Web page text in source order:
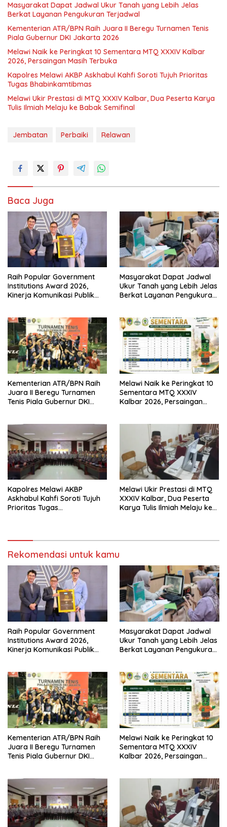
Masyarakat Dapat Jadwal Ukur Tanah yang Lebih Jelas
Berkat Layanan Pengukuran Terjadwal
Kementerian ATR/BPN Raih Juara II Beregu Turnamen Tenis
Piala Gubernur DKI Jakarta 2026
Melawi Naik ke Peringkat 10 Sementara MTQ XXXIV Kalbar
2026, Persaingan Masih Terbuka
Kapolres Melawi AKBP Askhabul Kahfi Soroti Tujuh Prioritas
Tugas Bhabinkamtibmas
Melawi Ukir Prestasi di MTQ XXXIV Kalbar, Dua Peserta Karya
Tulis Ilmiah Melaju ke Babak Semifinal
Jembatan Perbaiki Relawan
Baca Juga
Raih Popular Government
Institutions Award 2026,
Kinerja Komunikasi Publik
Masyarakat Dapat Jadwal
Ukur Tanah yang Lebih Jelas
Berkat Layanan Pengukuran
Kementerian ATR/BPN Raih
Juara II Beregu Turnamen
Tenis Piala Gubernur DKI
Melawi Naik ke Peringkat 10
Sementara MTQ XXXIV
Kalbar 2026, Persaingan
Kapolres Melawi AKBP
Askhabul Kahfi Soroti Tujuh
Prioritas Tugas
Melawi Ukir Prestasi di MTQ
XXXIV Kalbar, Dua Peserta
Karya Tulis Ilmiah Melaju ke
Rekomendasi untuk kamu
Raih Popular Government
Institutions Award 2026,
Kinerja Komunikasi Publik
Masyarakat Dapat Jadwal
Ukur Tanah yang Lebih Jelas
Berkat Layanan Pengukuran
Kementerian ATR/BPN Raih
Juara II Beregu Turnamen
Tenis Piala Gubernur DKI
Melawi Naik ke Peringkat 10
Sementara MTQ XXXIV
Kalbar 2026, Persaingan